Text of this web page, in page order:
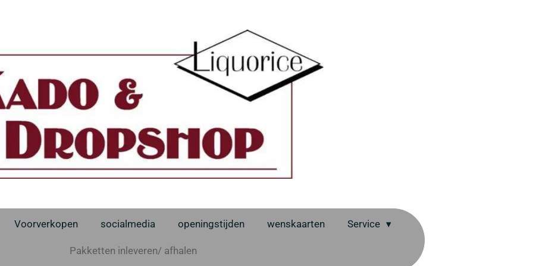
Voorverkopen socialmedia openingstijden wenskaarten Service
Pakketten inleveren/ afhalen